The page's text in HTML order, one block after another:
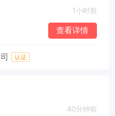
1小时前
查看详情
认证
40分钟前